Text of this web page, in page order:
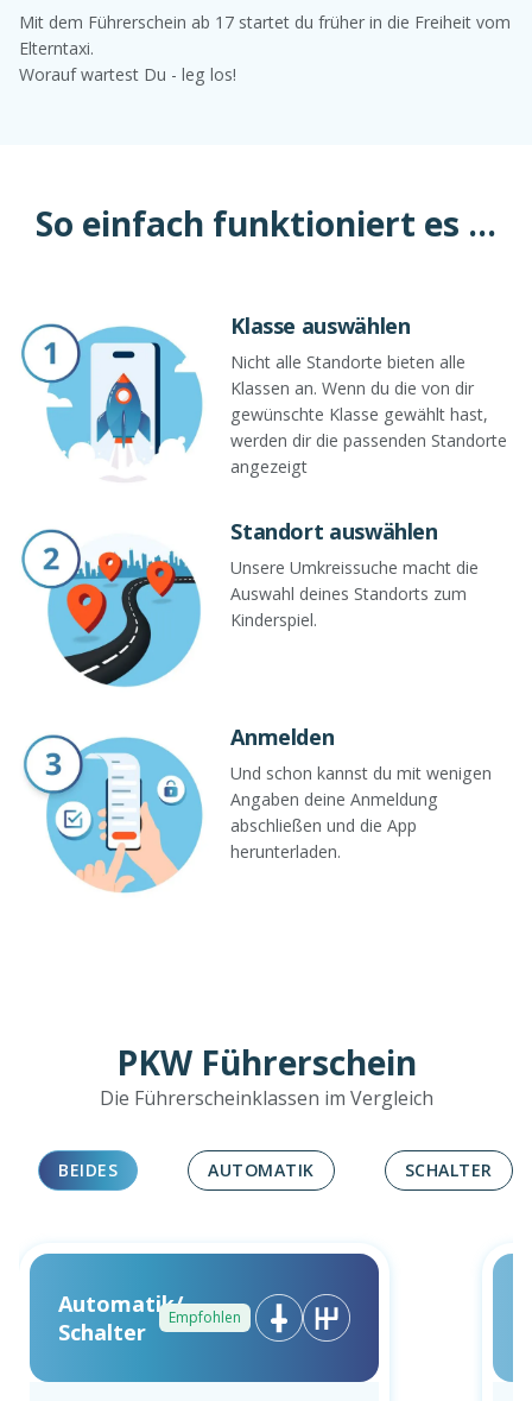
Mit dem Führerschein ab 17 startet du früher in die Freiheit vom
Elterntaxi.
Worauf wartest Du - leg los!
So einfach funktioniert es ...
Klasse auswählen
Nicht alle Standorte bieten alle
Klassen an. Wenn du die von dir
gewünschte Klasse gewählt hast,
werden dir die passenden Standorte
angezeigt
Standort auswählen
Unsere Umkreissuche macht die
Auswahl deines Standorts zum
Kinderspiel.
Anmelden
Und schon kannst du mit wenigen
Angaben deine Anmeldung
abschließen und die App
herunterladen.
PKW Führerschein
Die Führerscheinklassen im Vergleich
BEIDES AUTOMATIK SCHALTER
Automatik/
Schalter
Empfohlen